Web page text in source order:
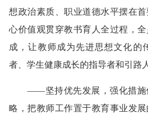
想政治素质、职业道德水平摆在
心价值观贯穿教书育人全过程，
成，让教师成为先进思想文化的
者、学生健康成长的指导者和引路人
——坚持优先发展，强化措施
略，把教师工作置于教育事业发